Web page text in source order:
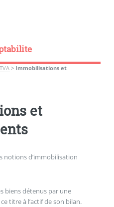
> Immobilisations et
et
notions d’immobilisation
biens détenus par une
titre à l’actif de son bilan.